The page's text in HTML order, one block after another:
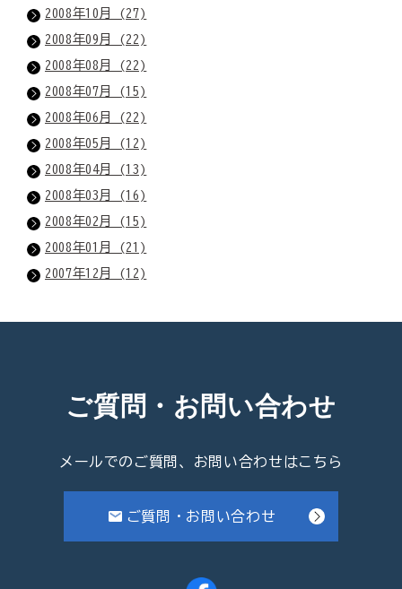
2008年10月 (27)
2008年09月 (22)
2008年08月 (22)
2008年07月 (15)
2008年06月 (22)
2008年05月 (12)
2008年04月 (13)
2008年03月 (16)
2008年02月 (15)
2008年01月 (21)
2007年12月 (12)
ご質問・お問い合わせ
メールでのご質問、お問い合わせはこちら
ご質問・お問い合わせ